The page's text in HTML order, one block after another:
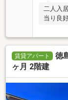
二人入
当り良
賃貸アパート
徳
ヶ月 2階建